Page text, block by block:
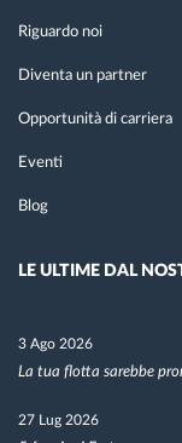
Riguardo noi
Diventa un partner
Opportunità di carriera
Eventi
Blog
LE ULTIME DAL
3 Ago 2026
La tua flotta sarebbe
27 Lug 2026